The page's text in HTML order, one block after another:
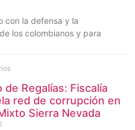
con la defensa y la
los colombianos y para
de Regalías: Fiscalía
red de corrupción en
Sierra Nevada